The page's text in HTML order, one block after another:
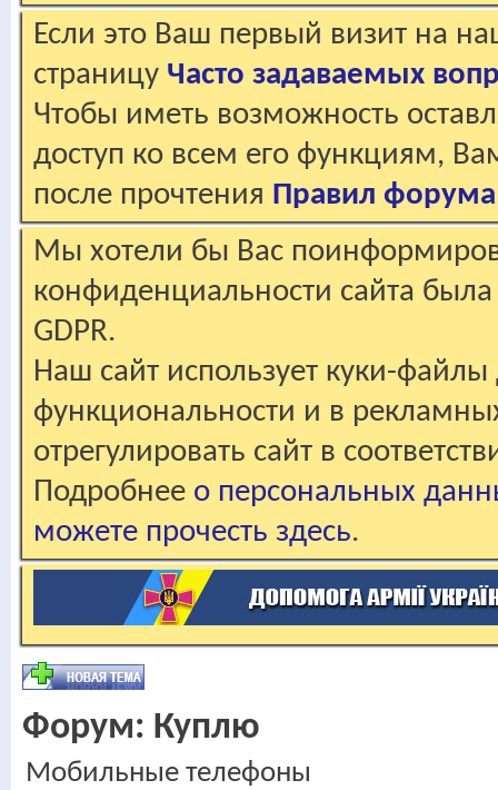
Если это Ваш первый визит на
страницу Часто задаваемых
Чтобы иметь возможность
доступ ко всем его функциям,
после прочтения Правил форума
Мы хотели бы Вас
конфиденциальности сайта
GDPR.
Наш сайт использует куки-файлы
функциональности и в
отрегулировать сайт в
Подробнее о персональных
можете прочесть здесь.
Форум: Куплю
Мобильные телефоны